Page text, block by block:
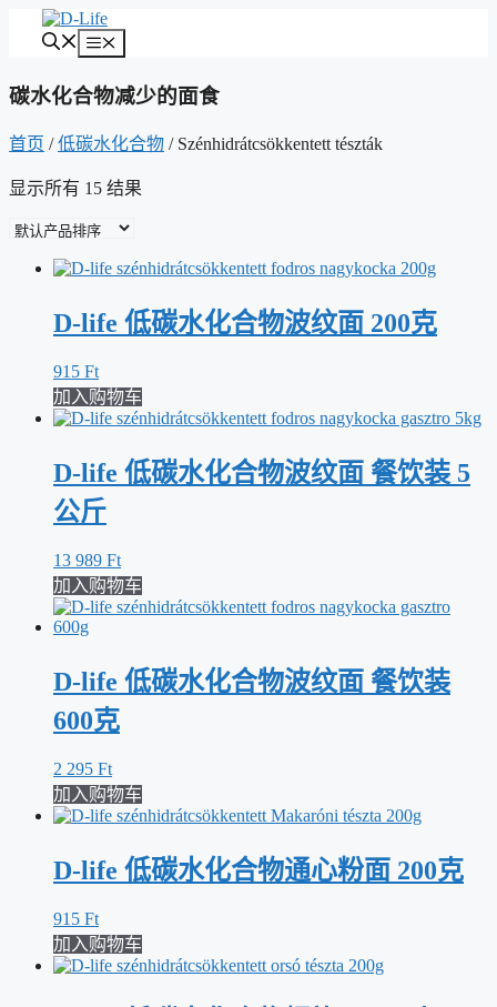
容
菜
单
碳水化合物减少的面食
首页 /低碳水化合物 / Szénhidrátcsökkentett tészták
显示所有 15 结果
D-life 低碳水化合物波纹面 200克
915 Ft
加入购物车
D-life 低碳水化合物波纹面 餐饮装 5
公斤
13 989 Ft
加入购物车
D-life 低碳水化合物波纹面 餐饮装
600克
2 295 Ft
加入购物车
D-life 低碳水化合物通心粉面 200克
915 Ft
加入购物车